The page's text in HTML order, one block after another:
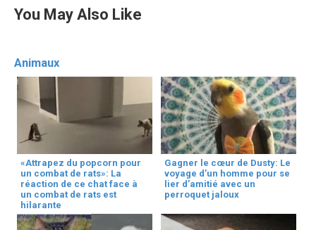
You May Also Like
Animaux
«Attrapez du popcorn pour
un combat de rats»: La
réaction de ce chat face à
un combat de rats est
hilarante
Gagner le cœur de Dusty: Le
voyage d’un homme pour se
lier d’amitié avec un
perroquet jaloux